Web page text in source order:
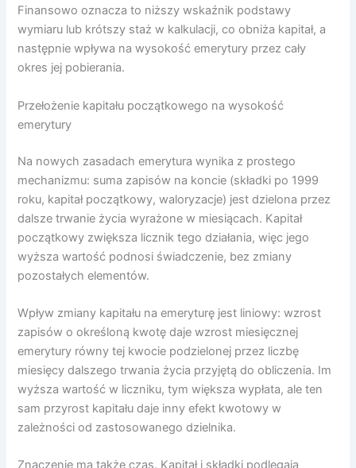
Finansowo oznacza to niższy wskaźnik podstawy
wymiaru lub krótszy staż w kalkulacji, co obniża kapitał, a
następnie wpływa na wysokość emerytury przez cały
okres jej pobierania.
Przełożenie kapitału początkowego na wysokość
emerytury
Na nowych zasadach emerytura wynika z prostego
mechanizmu: suma zapisów na koncie (składki po 1999
roku, kapitał początkowy, waloryzacje) jest dzielona przez
dalsze trwanie życia wyrażone w miesiącach. Kapitał
początkowy zwiększa licznik tego działania, więc jego
wyższa wartość podnosi świadczenie, bez zmiany
pozostałych elementów.
Wpływ zmiany kapitału na emeryturę jest liniowy: wzrost
zapisów o określoną kwotę daje wzrost miesięcznej
emerytury równy tej kwocie podzielonej przez liczbę
miesięcy dalszego trwania życia przyjętą do obliczenia. Im
wyższa wartość w liczniku, tym większa wypłata, ale ten
sam przyrost kapitału daje inny efekt kwotowy w
zależności od zastosowanego dzielnika.
Znaczenie ma także czas. Kapitał i składki podlegają